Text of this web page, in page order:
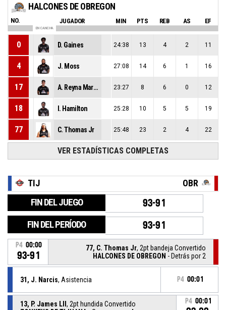
HALCONES DE OBREGON
NO. JUGADOR MIN PTS REB AS EF
EN CANCHA
0 D. Gaines 24:38 13 4 2 11
4 J. Moss 27:08 14 6 1 16
17 A. Reyna Martinez 23:27 8 6 0 12
18 I. Hamilton 25:28 10 5 5 19
77 C. Thomas Jr 25:48 23 2 4 22
VER ESTADÍSTICAS COMPLETAS
TIJ OBR
FIN DEL JUEGO 93-91
FIN DEL PERÍODO 93-91
P4 00:00
93-91
77, C. Thomas Jr, 2pt bandeja Convertido
HALCONES DE OBREGON - Detrás por 2
31, J. Narcis, Asistencia P4 00:01
13, P. James Lll , 2pt hundida Convertido
P4 00:01